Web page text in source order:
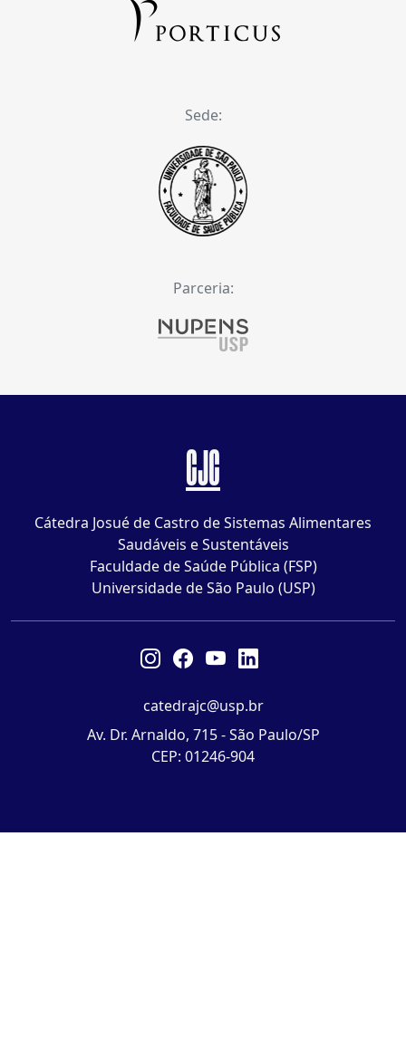
Sede:
Parceria:
CJC
Cátedra Josué de Castro de Sistemas Alimentares
Saudáveis e Sustentáveis
Faculdade de Saúde Pública (FSP)
Universidade de São Paulo (USP)
catedrajc@usp.br
Av. Dr. Arnaldo, 715 - São Paulo/SP
CEP: 01246-904